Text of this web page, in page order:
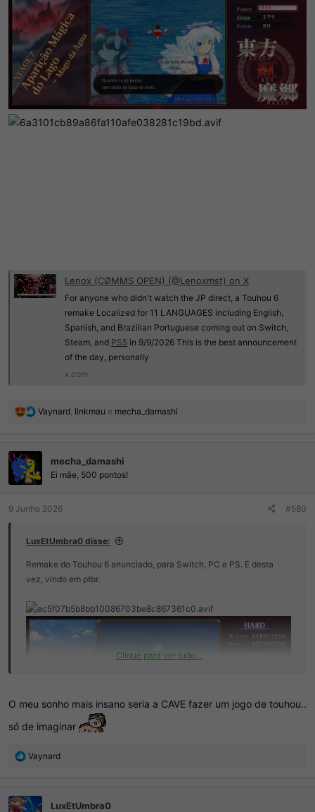
Lenox (CØMMS OPEN) (@Lenoxmst) on X
For anyone who didn't watch the JP direct, a Touhou 6
remake Localized for 11 LANGUAGES including English,
Spanish, and Brazilian Portuguese coming out on Switch,
Steam, and PS5 in 9/9/2026 This is the best announcement
of the day, personally
x.com
R
e
s
Vaynard linkmau e mecha_damashi
mecha_damashi
Ei mãe, 500 pontos!
9 Junho 2026 #580
LuxEtUmbra0 disse:
Remake do Touhou 6 anunciado, para Switch, PC e PS. E desta
vez, vindo em ptbr.
Clique para ver tudo...
O meu sonho mais insano seria a CAVE fazer um jogo de touhou..
só de imaginar
R
õ
Vaynard
LuxEtUmbra0